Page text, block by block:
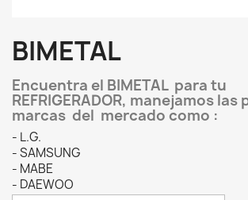
BIMETAL
Encuentra el BIMETAL para tu
REFRIGERADOR, manejamos
marcas del mercado como :
- L.G.
- SAMSUNG
- MABE
- DAEWOO